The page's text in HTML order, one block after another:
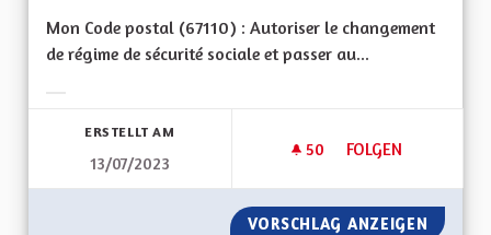
Mon Code postal (67110) : Autoriser le changement
de régime de sécurité sociale et passer au...
ERSTELLT AM
13/07/2023
50 50 FOLLOWER
FOLGEN
AUTORISATION
VORSCHLAG ANZEIGEN